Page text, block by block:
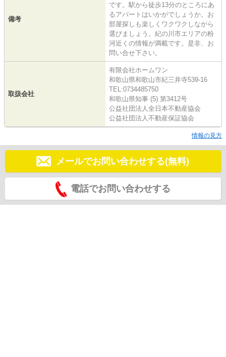
備考
です。駅から徒歩13分のところにあ
るアパートはいかがでしょうか。お
部屋探しも楽しくワクワクしながら
選びましょう。紀の川市エリアの粉
河近くの情報が満載です。是非、お
問い合せ下さい。
取扱会社
有限会社ホームワン
和歌山県和歌山市紀三井寺539-16
TEL:0734485750
和歌山県知事 (5) 第3412号
公益社団法人全日本不動産協会
公益社団法人不動産保証協会
情報の見方
メールでお問い合わせする(無料)
電話でお問い合わせする